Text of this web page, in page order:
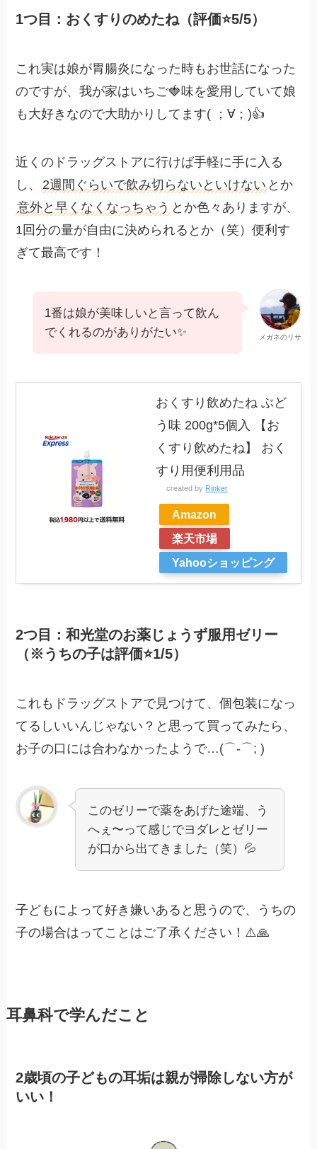
1つ目：おくすりのめたね（評価⭐️5/5）
これ実は娘が胃腸炎になった時もお世話になった
のですが、我が家はいちご🍓味を愛用していて娘
も大好きなので大助かりしてます( ；∀；)👍
近くのドラッグストアに行けば手軽に手に入る
し、
2週間ぐらいで飲み切らないといけない とか
意外と早くなくなっちゃう とか色々ありますが、
1回分の量が自由に決められるとか（笑）便利す
ぎて最高です！
メガネのリサ
1番は娘が美味しいと言って飲ん
でくれるのがありがたい✨
おくすり飲めたね ぶど
う味 200g*5個入 【お
くすり飲めたね】 おく
すり用便利用品
created by Rinker
Amazon
楽天市場
Yahooショッピング
2つ目：和光堂のお薬じょうず服用ゼリー
（※うちの子は評価⭐️1/5）
これもドラッグストアで見つけて、個包装になっ
てるしいいんじゃない？と思って買ってみたら、
お子の口には合わなかったようで…(⌒-⌒; )
このゼリーで薬をあげた途端、う
へぇ〜って感じでヨダレとゼリー
が口から出てきました（笑）💦
子どもによって好き嫌いあると思うので、うちの
子の場合はってことはご了承ください！⚠️🙏
耳鼻科で学んだこと
2歳頃の子どもの耳垢は親が掃除しない方が
いい！